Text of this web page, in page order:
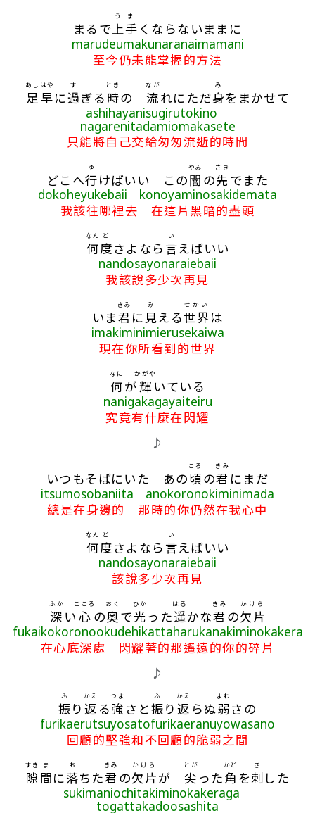
まるで 上手
うま
くならないままに
marudeumakunaranaimamani
至今仍未能掌握的方法
足
あし
早
はや
に過
す
ぎる 時
とき
の流
なが
れにただ身
み
をまかせて
ashihayanisugirutokino
nagarenitadamiomakasete
只能將自己交給匆匆流逝的時間
どこへ行
ゆ
けばいい この闇
やみ
の先
さき
でまた
dokoheyukebaii konoyaminosakidemata
我該往哪裡去 在這片黑暗的盡頭
何
なん
度
ど
さよなら 言
い
えばいい
nandosayonaraiebaii
我該說多少次再見
いま君
きみ
に見
み
える世界
せかい
は
imakiminimierusekaiwa
現在你所看到的世界
何
なに
が輝
かがや
いている
nanigakagayaiteiru
究竟有什麼在閃耀
♪
いつもそばにいた あの頃
ころ
の君
きみ
にまだ
itsumosobaniita anokoronokiminimada
總是在身邊的 那時的你仍然在我心中
何
なん
度
ど
さよなら 言
い
えばいい
nandosayonaraiebaii
該說多少次再見
深
ふか
い 心
こころ
の奥
おく
で光
ひか
った遥
はる
かな君
きみ
の欠片
かけら
fukaikokoronookudehikattaharukanakiminokakera
在心底深處 閃耀著的那遙遠的你的碎片
♪
振
ふ
り 返
かえ
る強
つよ
さと振
ふ
り 返
かえ
らぬ弱
よわ
さの
furikaerutsuyosatofurikaeranuyowasano
回顧的堅強和不回顧的脆弱之間
隙
すき
間
ま
に落
お
ちた君
きみ
の欠片
かけら
が 尖
とが
った角
かど
を刺
さ
した
sukimaniochitakiminokakeraga
togattakadoosashita